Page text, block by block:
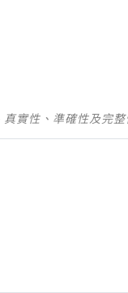
實性、準確性及完